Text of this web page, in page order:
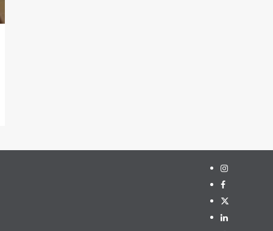
Instagram
Facebook
Twitter
Linkedin